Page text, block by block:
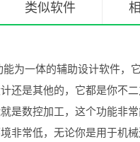
类似软件
为一体的辅助设计软件，
还是其他的，它都是你不
是数控加工，这个功能非
非常低，无论你是用于机